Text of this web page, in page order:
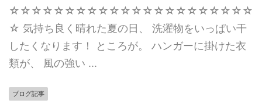
☆☆☆☆☆☆☆☆☆☆☆☆☆☆☆☆☆☆☆☆☆☆
☆ 気持ち良く晴れた夏の日、 洗濯物をいっぱい干
したくなります！ ところが。 ハンガーに掛けた衣
類が、 風の強い ...
ブログ記事